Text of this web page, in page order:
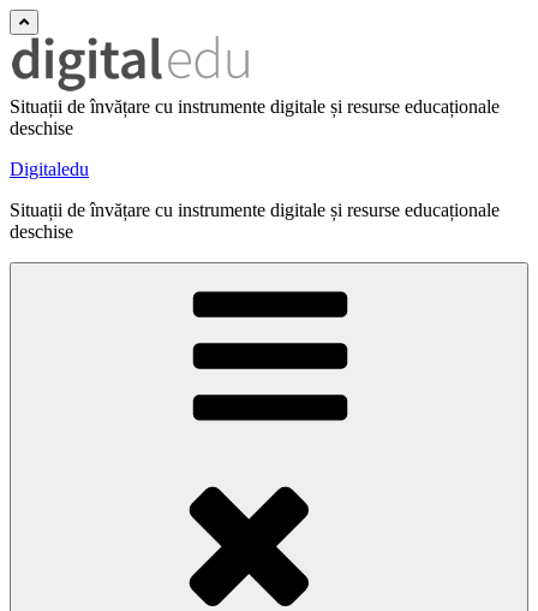
Situații de învățare cu instrumente digitale și resurse educaționale
deschise
Digitaledu
Situații de învățare cu instrumente digitale și resurse educaționale
deschise